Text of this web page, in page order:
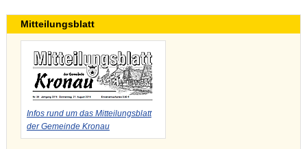
Mitteilungsblatt
Infos rund um das Mitteilungsblatt
der Gemeinde Kronau